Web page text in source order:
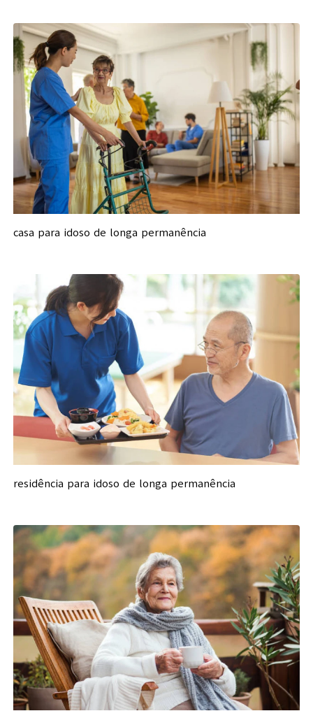
casa para idoso de longa permanência
residência para idoso de longa permanência